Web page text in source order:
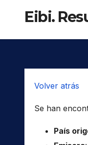
Eibi.
Volver atrás
Se han
País